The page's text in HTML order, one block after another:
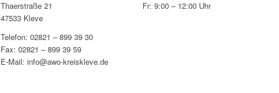
Thaerstraße 21
47533 Kleve
Telefon: 02821 – 899 39 30
Fax: 02821 – 899 39 59
E-Mail: info@awo-kreiskleve.de
Fr: 9:00 – 12:00 Uhr